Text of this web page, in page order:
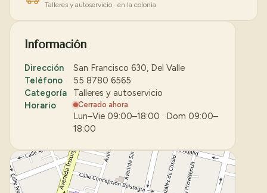
Talleres y autoservicio · en la colonia
Información
Dirección
San Francisco 630, Del Valle
Teléfono
55 8780 6565
Categoría
Talleres y autoservicio
Horario
Cerrado ahora
Lun–Vie 09:00–18:00 · Dom 09:00–
18:00